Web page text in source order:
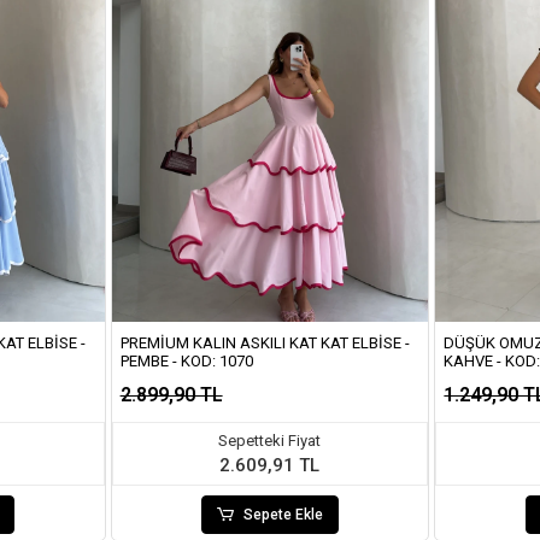
ELBISE -
PREMIUM KALIN ASKILI KAT KAT ELBISE -
PEMBE - KOD: 1070
2.899,90 TL
Sepetteki Fiyat
2.609,91 TL
Sepete Ekle
DÜŞÜK
KAHVE -
1.249,90